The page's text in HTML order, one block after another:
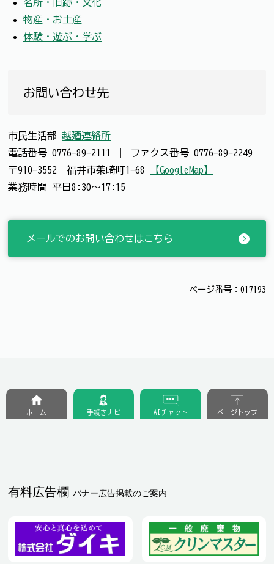
名所・旧跡・文化
物産・お土産
体験・遊ぶ・学ぶ
お問い合わせ先
市民生活部 越廼連絡所
電話番号 0776-89-2111 ファクス番号 0776-89-2249
〒910-3552 福井市茱崎町1-68
【GoogleMap】
業務時間 平日8:30～17:15
メールでのお問い合わせはこちら
ページ番号：017193
有料広告欄 バナー広告掲載のご案内
ホーム 手続きナビ AIチャット ページトップ